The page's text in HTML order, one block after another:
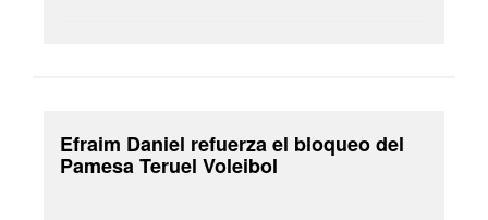
Efraim Daniel refuerza el bloqueo del
Pamesa Teruel Voleibol